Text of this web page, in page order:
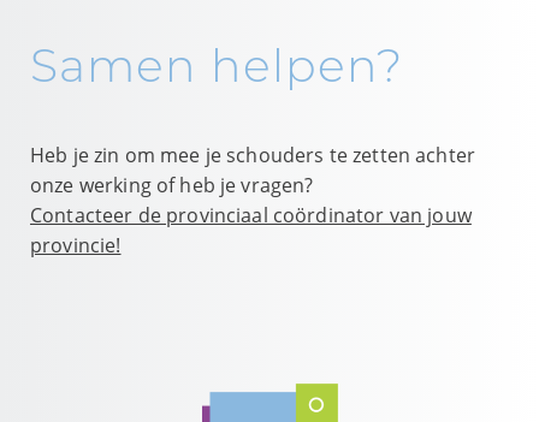
Samen helpen?
Heb je zin om mee je schouders te zetten achter
onze werking of heb je vragen?
Contacteer de provinciaal coördinator van jouw
provincie!